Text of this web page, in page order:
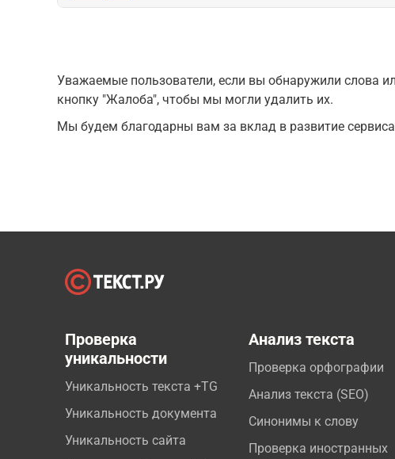
Уважаемые пользователи, если вы обнаружили слова
кнопку "Жалоба", чтобы мы могли удалить их.
Мы будем благодарны вам за вклад в развитие
Проверка
уникальности
Уникальность текста +TG
Уникальность документа
Уникальность сайта
Анализ текста
Проверка орфографии
Анализ текста (SEO)
Синонимы к слову
Проверка иностранных